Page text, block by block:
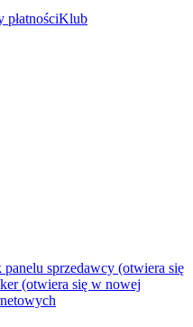
płatnościKlub
panelu sprzedawcy (otwiera się
(otwiera się w nowej